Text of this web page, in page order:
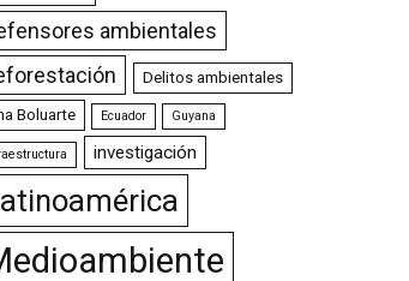
ambientales
Delitos ambientales
Boluarte Ecuador Guyana
investigación